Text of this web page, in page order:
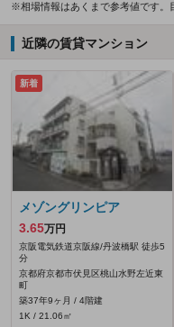
※相場情報はあくまで参考値です。
近隣の賃貸マンション
新着
メゾングリンピア
3.65万円
京阪電気鉄道京阪線/丹波橋駅 徒歩5
分
京都府京都市伏見区桃山水野左近東
町
築37年9ヶ月 / 4階建
1K / 21.06㎡